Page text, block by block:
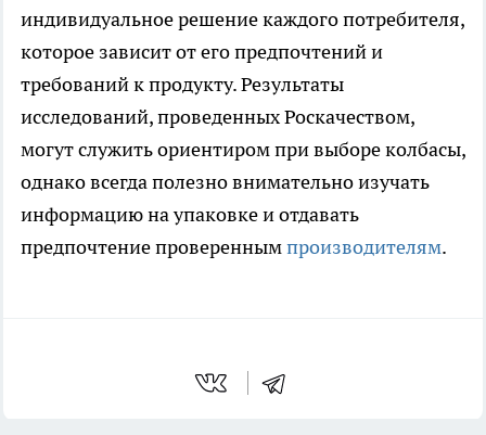
индивидуальное решение каждого потребителя,
которое зависит от его предпочтений и
требований к продукту. Результаты
исследований, проведенных Роскачеством,
могут служить ориентиром при выборе колбасы,
однако всегда полезно внимательно изучать
информацию на упаковке и отдавать
предпочтение провереннымпроизводителям.